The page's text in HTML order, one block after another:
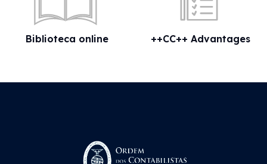
Biblioteca online ++CC++ Advantages